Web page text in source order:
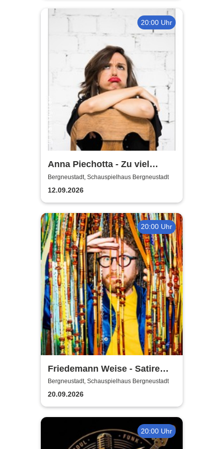
20:00 Uhr
Anna Piechotta - Zu viel
Emotionen
Bergneustadt, Schauspielhaus Bergneustadt
12.09.2026
20:00 Uhr
Friedemann Weise - Satire
suchen ein Zuhause
Bergneustadt, Schauspielhaus Bergneustadt
20.09.2026
20:00 Uhr